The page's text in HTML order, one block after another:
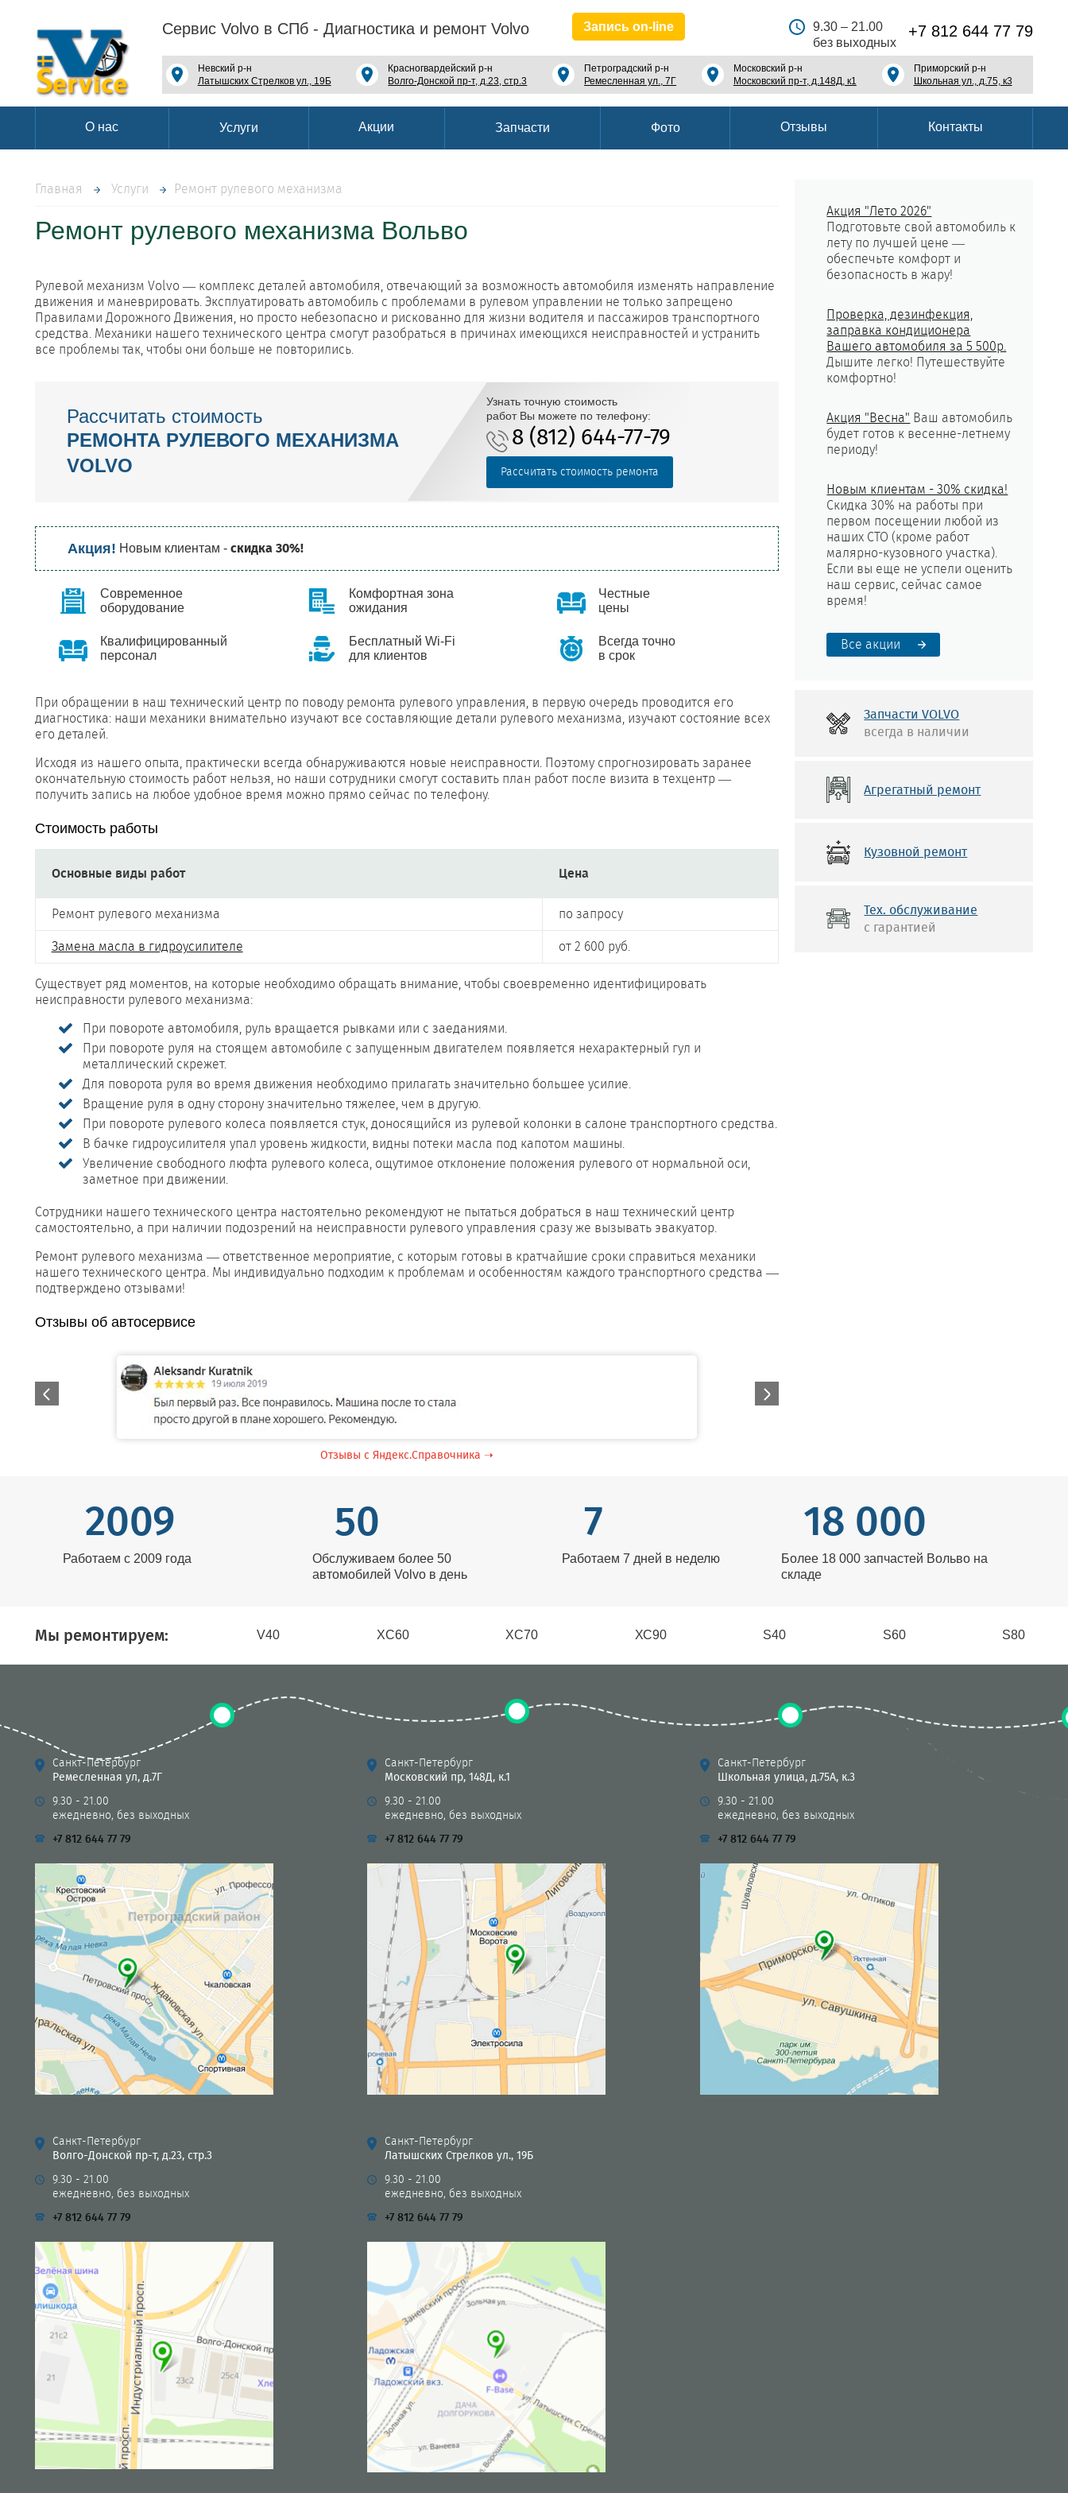
Сервис Volvo в СПб - Диагностика и ремонт Volvo Запись on-line +7 812 644 77 79
9.30 – 21.00
без выходных
Невский р-н
Латышских Стрелков ул., 19Б
Красногвардейский р-н
Волго-Донской пр-т, д.23, стр.3
Петроградский р-н
Ремесленная ул., 7Г
Московский р-н
Московский пр-т, д.148Д, к1
Приморский р-н
Школьная ул., д.75, к3
О нас Услуги Акции Запчасти Фото Отзывы Контакты
Главная Услуги Ремонт рулевого механизма
Ремонт рулевого механизма Вольво
Рулевой механизм Volvo — комплекс деталей автомобиля, отвечающий за возможность автомобиля изменять направление
движения и маневрировать. Эксплуатировать автомобиль с проблемами в рулевом управлении не только запрещено
Правилами Дорожного Движения, но просто небезопасно и рискованно для жизни водителя и пассажиров транспортного
средства. Механики нашего технического центра смогут разобраться в причинах имеющихся неисправностей и устранить
все проблемы так, чтобы они больше не повторились.
Рассчитать стоимость
РЕМОНТА РУЛЕВОГО МЕХАНИЗМА
VOLVO
Узнать точную стоимость
работ Вы можете по телефону:
8 (812) 644-77-79
Рассчитать стоимость ремонта
Акция! Новым клиентам - скидка 30%!
Современное
оборудование
Комфортная зона
ожидания
Честные
цены
Квалифицированный
персонал
Бесплатный Wi-Fi
для клиентов
Всегда точно
в срок
При обращении в наш технический центр по поводу ремонта рулевого управления, в первую очередь проводится его
диагностика: наши механики внимательно изучают все составляющие детали рулевого механизма, изучают состояние всех
его деталей.
Исходя из нашего опыта, практически всегда обнаруживаются новые неисправности. Поэтому спрогнозировать заранее
окончательную стоимость работ нельзя, но наши сотрудники смогут составить план работ после визита в техцентр —
получить запись на любое удобное время можно прямо сейчас по телефону.
Стоимость работы
Основные виды работ Цена
Ремонт рулевого механизма по запросу
Замена масла в гидроусилителе от 2 600 руб.
Существует ряд моментов, на которые необходимо обращать внимание, чтобы своевременно идентифицировать
неисправности рулевого механизма:
При повороте автомобиля, руль вращается рывками или с заеданиями.
При повороте руля на стоящем автомобиле с запущенным двигателем появляется нехарактерный гул и
металлический скрежет.
Для поворота руля во время движения необходимо прилагать значительно большее усилие.
Вращение руля в одну сторону значительно тяжелее, чем в другую.
При повороте рулевого колеса появляется стук, доносящийся из рулевой колонки в салоне транспортного средства.
В бачке гидроусилителя упал уровень жидкости, видны потеки масла под капотом машины.
Увеличение свободного люфта рулевого колеса, ощутимое отклонение положения рулевого от нормальной оси,
заметное при движении.
Сотрудники нашего технического центра настоятельно рекомендуют не пытаться добраться в наш технический центр
самостоятельно, а при наличии подозрений на неисправности рулевого управления сразу же вызывать эвакуатор.
Ремонт рулевого механизма — ответственное мероприятие, с которым готовы в кратчайшие сроки справиться механики
нашего технического центра. Мы индивидуально подходим к проблемам и особенностям каждого транспортного средства —
подтверждено отзывами!
Отзывы об автосервисе
Отзывы с Яндекс.Справочника ➝
Акция "Лето 2026"
Подготовьте свой автомобиль к
лету по лучшей цене —
обеспечьте комфорт и
безопасность в жару!
Проверка, дезинфекция,
заправка кондиционера
Вашего автомобиля за 5 500р.
Дышите легко! Путешествуйте
комфортно!
Акция "Весна" Ваш автомобиль
будет готов к весенне-летнему
периоду!
Новым клиентам - 30% скидка!
Скидка 30% на работы при
первом посещении любой из
наших СТО (кроме работ
малярно-кузовного участка).
Если вы еще не успели оценить
наш сервис, сейчас самое
время!
Все акции
Запчасти VOLVO
всегда в наличии
Агрегатный ремонт
Кузовной ремонт
Тех. обслуживание
с гарантией
2009
Работаем с 2009 года
50
Обслуживаем более 50
автомобилей Volvo в день
7
Работаем 7 дней в неделю
18 000
Более 18 000 запчастей Вольво на
складе
Мы ремонтируем: V40 XC60 XC70 ХС90 S40 S60 S80
Санкт-Петербург
Ремесленная ул, д.7Г
9.30 - 21.00
ежедневно, без выходных
+7 812 644 77 79
Санкт-Петербург
Московский пр, 148Д, к.1
9.30 - 21.00
ежедневно, без выходных
+7 812 644 77 79
Санкт-Петербург
Школьная улица, д.75А, к.3
9.30 - 21.00
ежедневно, без выходных
+7 812 644 77 79
Санкт-Петербург
Волго-Донской пр-т, д.23, стр.3
9.30 - 21.00
ежедневно, без выходных
+7 812 644 77 79
Санкт-Петербург
Латышских Стрелков ул., 19Б
9.30 - 21.00
ежедневно, без выходных
+7 812 644 77 79